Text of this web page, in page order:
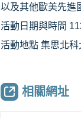
以及其他歐美先進
活動日期與時間
活動地點 集思北
相關網址